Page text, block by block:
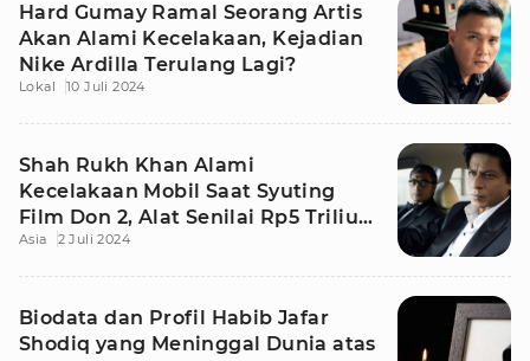
Hard Gumay Ramal Seorang Artis
Akan Alami Kecelakaan, Kejadian
Nike Ardilla Terulang Lagi?
Lokal 10 Juli 2024
Shah Rukh Khan Alami
Kecelakaan Mobil Saat Syuting
Film Don 2, Alat Senilai Rp5 Triliun
Rusak Berat
Asia 2 Juli 2024
Biodata dan Profil Habib Jafar
Shodiq yang Meninggal Dunia atas